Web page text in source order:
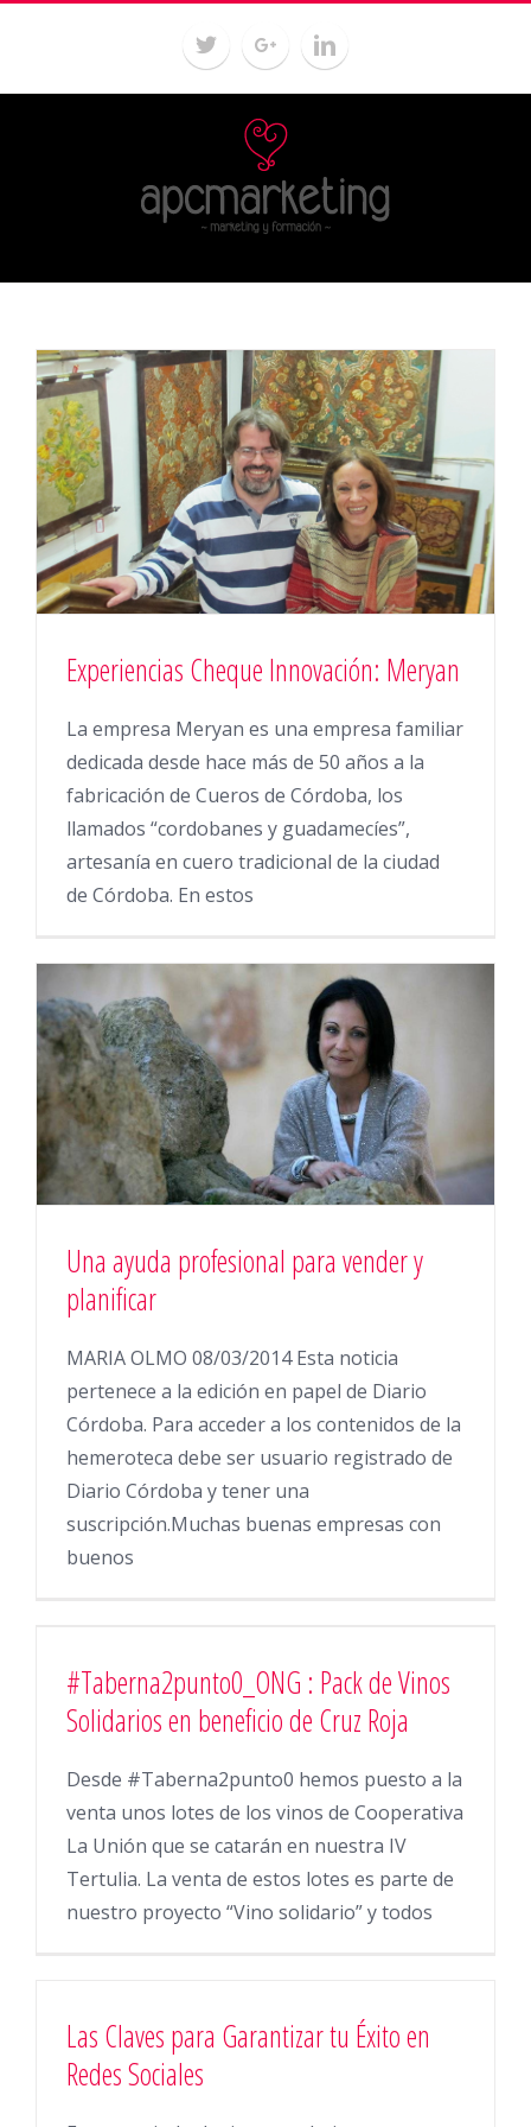
Experiencias Cheque Innovación: Meryan
La empresa Meryan es una empresa familiar
dedicada desde hace más de 50 años a la
fabricación de Cueros de Córdoba, los
llamados “cordobanes y guadamecíes”,
artesanía en cuero tradicional de la ciudad
de Córdoba. En estos
Una ayuda profesional para vender y
planificar
MARIA OLMO 08/03/2014 Esta noticia
pertenece a la edición en papel de Diario
Córdoba. Para acceder a los contenidos de la
hemeroteca debe ser usuario registrado de
Diario Córdoba y tener una
suscripción.Muchas buenas empresas con
buenos
#Taberna2punto0_ONG : Pack de Vinos
Solidarios en beneficio de Cruz Roja
Desde #Taberna2punto0 hemos puesto a la
venta unos lotes de los vinos de Cooperativa
La Unión que se catarán en nuestra IV
Tertulia. La venta de estos lotes es parte de
nuestro proyecto “Vino solidario” y todos
Las Claves para Garantizar tu Éxito en
Redes Sociales